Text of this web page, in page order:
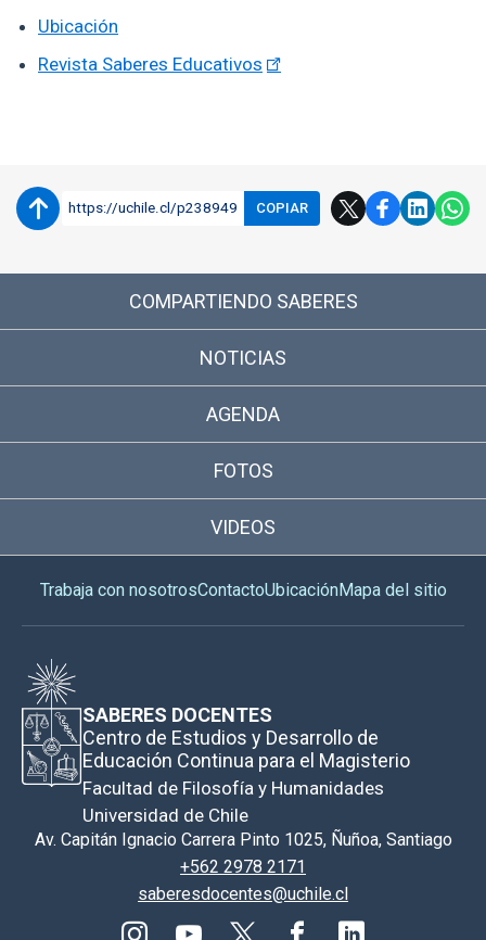
Ubicación
Revista Saberes Educativos
https://uchile.cl/p238949 COPIAR
COMPARTIENDO SABERES
NOTICIAS
AGENDA
FOTOS
VIDEOS
Trabaja con nosotrosContactoUbicaciónMapa del sitio
SABERES DOCENTES
Centro de Estudios y Desarrollo de
Educación Continua para el Magisterio
Facultad de Filosofía y Humanidades
Universidad de Chile
Av. Capitán Ignacio Carrera Pinto 1025, Ñuñoa, Santiago
+562 2978 2171
saberesdocentes@uchile.cl